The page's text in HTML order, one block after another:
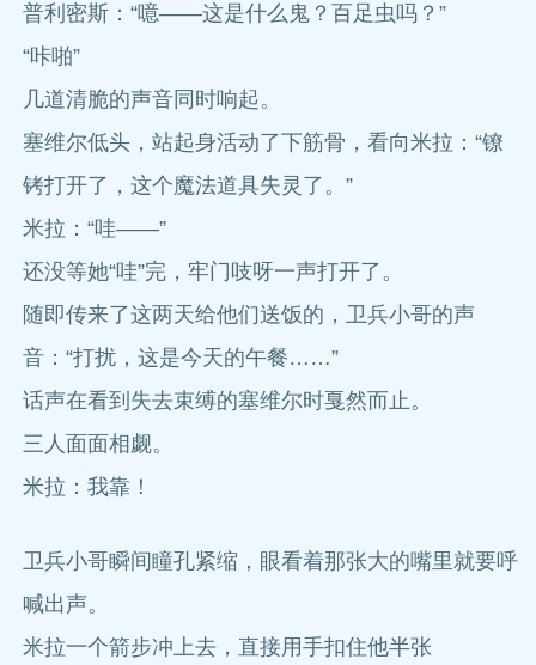
普利密斯：“噫——这是什么鬼？百足虫吗？”
“咔啪”
几道清脆的声音同时响起。
塞维尔低头，站起身活动了下筋骨，看向米拉：“镣
铐打开了，这个魔法道具失灵了。”
米拉：“哇——”
还没等她“哇”完，牢门吱呀一声打开了。
随即传来了这两天给他们送饭的，卫兵小哥的声
音：“打扰，这是今天的午餐……”
话声在看到失去束缚的塞维尔时戛然而止。
三人面面相觑。
米拉：我靠！
卫兵小哥瞬间瞳孔紧缩，眼看着那张大的嘴里就要呼
喊出声。
米拉一个箭步冲上去，直接用手扣住他半张